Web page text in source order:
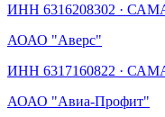
ИНН 6316208302 ·
АОАО "Аверс"
ИНН 6317160822 ·
АОАО "Авиа-Профит"